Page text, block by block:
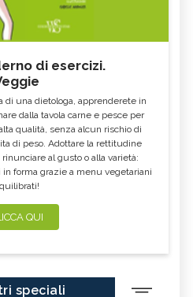
di esercizi.
di una dietologa, apprenderete in
dalla tavola carne e pesce per
qualità, senza alcun rischio di
di peso. Adottare la rettitudine
al gusto o alla varietà:
forma grazie a menu vegetariani
QUI
speciali